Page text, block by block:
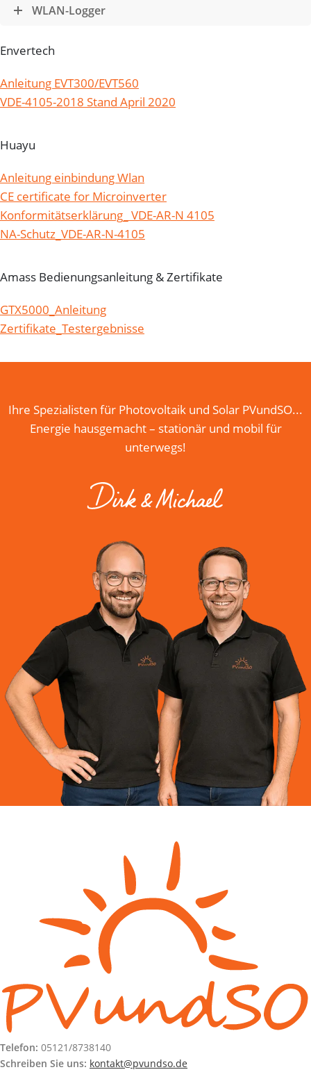
WLAN-Logger
Envertech
Anleitung EVT300/EVT560
VDE-4105-2018 Stand April 2020
Huayu
Anleitung einbindung Wlan
CE certificate for Microinverter
Konformitätserklärung_ VDE-AR-N 4105
NA-Schutz_VDE-AR-N-4105
Amass Bedienungsanleitung & Zertifikate
GTX5000_Anleitung
Zertifikate_Testergebnisse
Ihre Spezialisten für Photovoltaik und Solar PVundSO...
Energie hausgemacht – stationär und mobil für
unterwegs!
Telefon: 05121/8738140
Schreiben Sie uns: kontakt@pvundso.de